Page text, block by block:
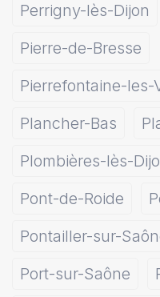
Perrigny-lès-Dijon
Pierre-de-Bresse
Pierrefontaine-les-
Plancher-Bas
Plombières-lès-
Pont-de-Roide
Pontailler-sur-
Port-sur-Saône